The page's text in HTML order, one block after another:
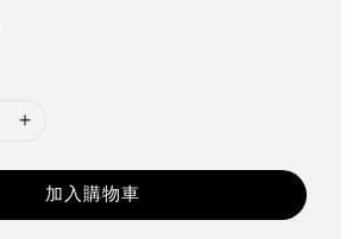
加入購物車